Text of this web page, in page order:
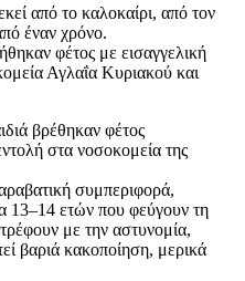
από το καλοκαίρι, από τον
έναν χρόνο.
φέτος με εισαγγελική
Αγλαΐα Κυριακού και
βρέθηκαν φέτος
στα νοσοκομεία της
συμπεριφορά,
13–14 ετών που φεύγουν τη
με την αστυνομία,
βαριά κακοποίηση, μερικά